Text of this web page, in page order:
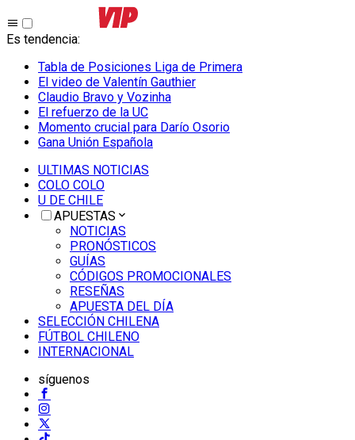
Es tendencia:
Tabla de Posiciones Liga de Primera
El video de Valentín Gauthier
Claudio Bravo y Vozinha
El refuerzo de la UC
Momento crucial para Darío Osorio
Gana Unión Española
ULTIMAS NOTICIAS
COLO COLO
U DE CHILE
APUESTAS
NOTICIAS
PRONÓSTICOS
GUÍAS
CÓDIGOS PROMOCIONALES
RESEÑAS
APUESTA DEL DÍA
SELECCIÓN CHILENA
FÚTBOL CHILENO
INTERNACIONAL
síguenos